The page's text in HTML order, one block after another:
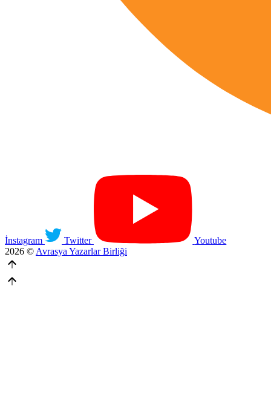
İnstagram Twitter
Youtube
2026 ©Avrasya Yazarlar Birliği